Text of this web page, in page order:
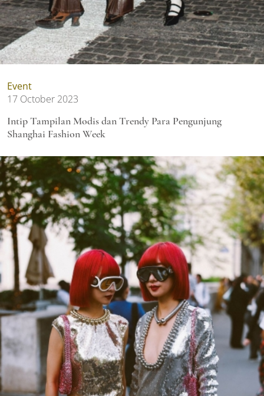
Event
17 October 2023
Intip Tampilan Modis dan Trendy Para Pengunjung
Shanghai Fashion Week